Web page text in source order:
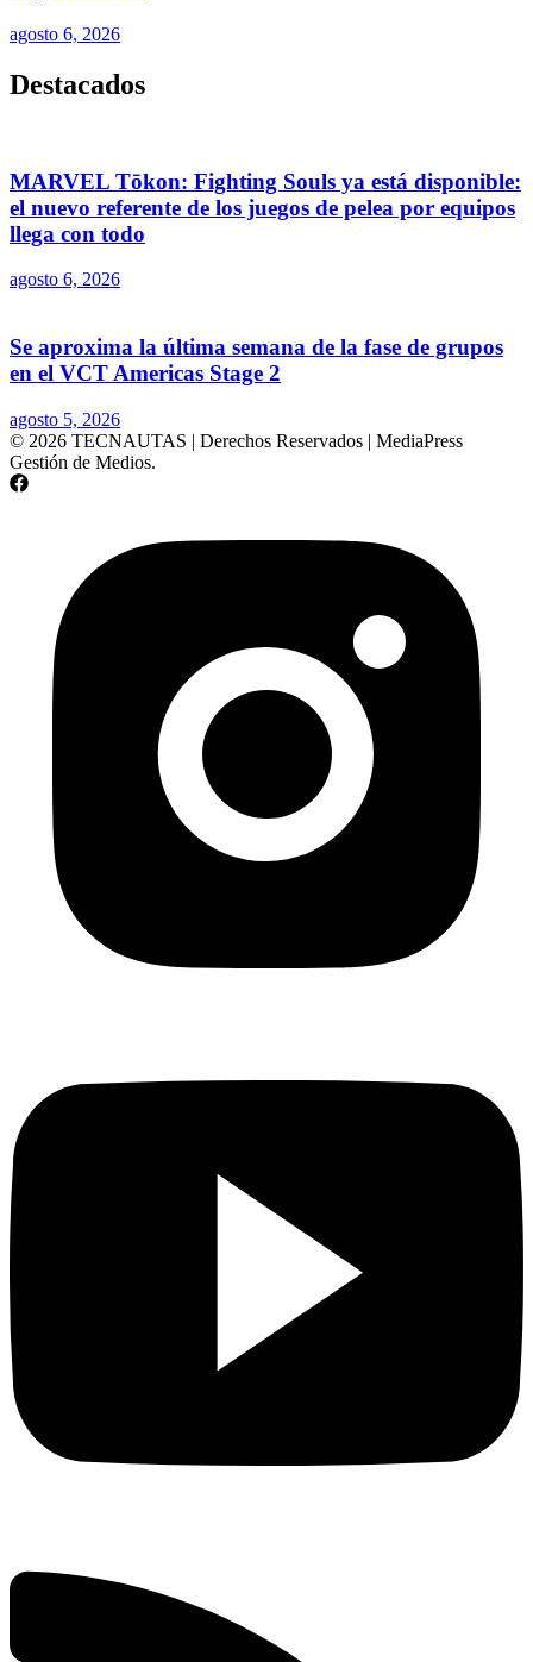
agosto 6, 2026
Destacados
MARVEL Tōkon: Fighting Souls ya está disponible:
el nuevo referente de los juegos de pelea por equipos
llega con todo
agosto 6, 2026
Se aproxima la última semana de la fase de grupos
en el VCT Americas Stage 2
agosto 5, 2026
© 2026 TECNAUTAS | Derechos Reservados | MediaPress
Gestión de Medios.